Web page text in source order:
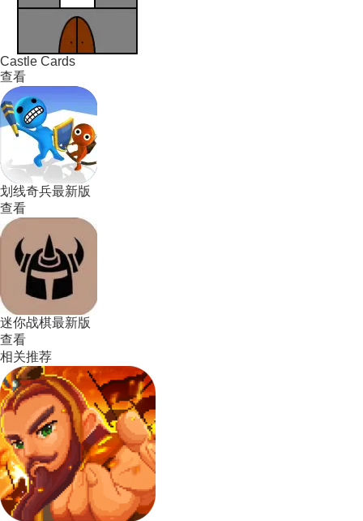
Castle Cards
查看
划线奇兵最新版
查看
迷你战棋最新版
查看
相关推荐